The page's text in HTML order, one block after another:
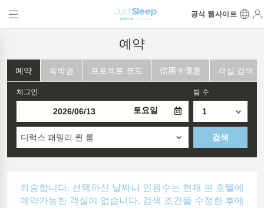
공식 웹사이트
예약
예약 숙박권 프로젝트 코드 信用卡優惠 객실 검색
체그인
토요일
밤 수
디럭스 패밀리 퀸 룸 검색
죄송합니다. 선택하신 날짜나 인원수는 현재 본 호텔에
예약가능한 객실이 없습니다. 검색 조건을 수정한 후에